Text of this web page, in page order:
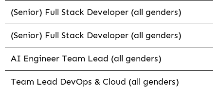
(Senior) Full Stack Developer (all genders)
(Senior) Full Stack Developer (all genders)
AI Engineer Team Lead (all genders)
Team Lead DevOps & Cloud (all genders)